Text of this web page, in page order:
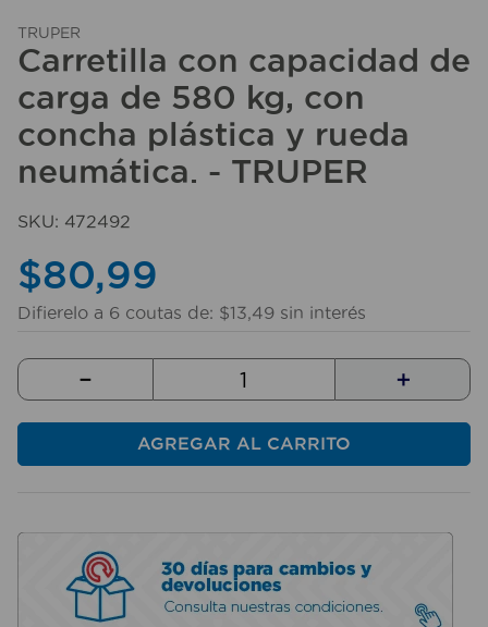
TRUPER
Carretilla con capacidad de
carga de 580 kg, con
concha plástica y rueda
neumática. - TRUPER
SKU: 472492
$80,99
Difierelo a 6 coutas de: $13,49 sin interés
＋
－
AGREGAR AL CARRITO
6.
escritorio
7.
cerradura
8.
aspiradora
9.
fregadero
10 . taladro